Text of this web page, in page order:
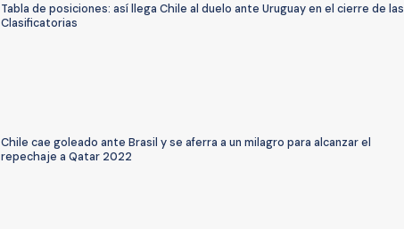
Tabla de posiciones: así llega Chile al duelo ante Uruguay en el cierre de las
Clasificatorias
Chile cae goleado ante Brasil y se aferra a un milagro para alcanzar el
repechaje a Qatar 2022